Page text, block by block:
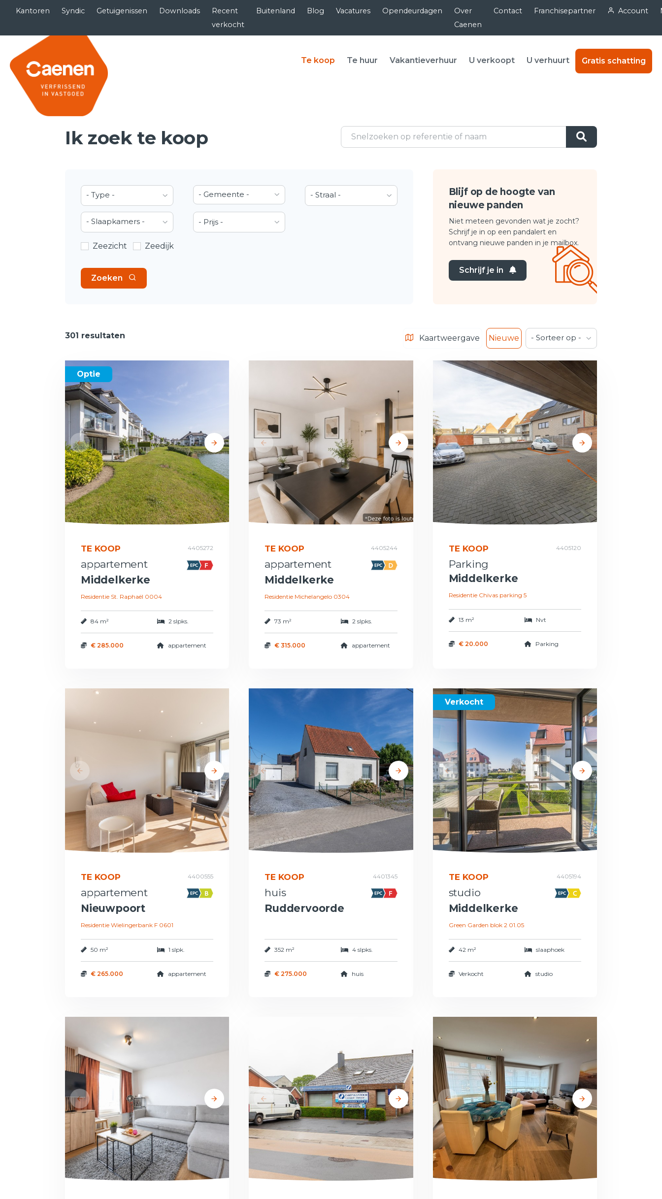
Kantoren Syndic Getuigenissen Downloads
Recent
verkocht
Buitenland Blog Vacatures Opendeurdagen
Over
Caenen
Contact Franchisepartner Account
Te koop Te huur Vakantieverhuur U verkoopt U verhuurt Gratis schatting
Ik zoek te koop
- Type - - Gemeente - - Straal -
- Slaapkamers - - Prijs -
Zeezicht Zeedijk
Zoeken
Blijf op de hoogte van
nieuwe panden
Niet meteen gevonden wat je zocht?
Schrijf je in op een pandalert en
ontvang nieuwe panden in je mailbox.
Schrijf je in
301 resultaten Kaartweergave Nieuwe - Sorteer op -
Optie
TE KOOP 4405272
appartement
Middelkerke
Residentie St. Raphaël 0004
84 m² 2 slpks.
€ 285.000 appartement
TE KOOP 4405244
appartement
Middelkerke
Residentie Michelangelo 0304
73 m² 2 slpks.
€ 315.000 appartement
TE KOOP 4405120
Parking
Middelkerke
Residentie Chivas parking 5
13 m² Nvt
€ 20.000 Parking
TE KOOP 4400555
appartement
Nieuwpoort
Residentie Wielingerbank F 0601
50 m² 1 slpk.
€ 265.000 appartement
TE KOOP 4401345
huis
Ruddervoorde
352 m² 4 slpks.
€ 275.000 huis
Verkocht
TE KOOP 4405194
studio
Middelkerke
Green Garden blok 2 01.05
42 m² slaaphoek
Verkocht studio